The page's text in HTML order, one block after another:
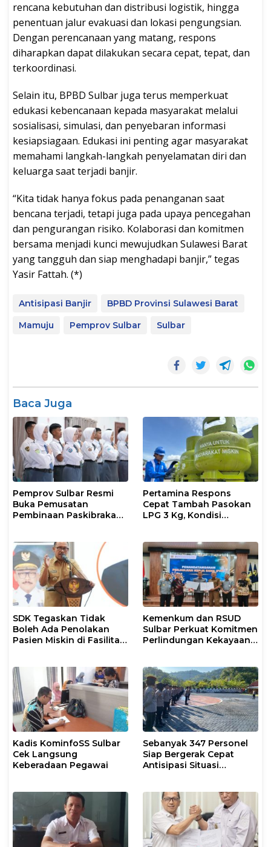
rencana kebutuhan dan distribusi logistik, hingga
penentuan jalur evakuasi dan lokasi pengungsian.
Dengan perencanaan yang matang, respons
diharapkan dapat dilakukan secara cepat, tepat, dan
terkoordinasi.
Selain itu, BPBD Sulbar juga terus memperkuat
edukasi kebencanaan kepada masyarakat melalui
sosialisasi, simulasi, dan penyebaran informasi
kesiapsiagaan. Edukasi ini penting agar masyarakat
memahami langkah-langkah penyelamatan diri dan
keluarga saat terjadi banjir.
“Kita tidak hanya fokus pada penanganan saat
bencana terjadi, tetapi juga pada upaya pencegahan
dan pengurangan risiko. Kolaborasi dan komitmen
bersama menjadi kunci mewujudkan Sulawesi Barat
yang tangguh dan siap menghadapi banjir,” tegas
Yasir Fattah. (*)
Antisipasi Banjir
BPBD Provinsi Sulawesi Barat
Mamuju
Pemprov Sulbar Sulbar
Baca Juga
Pemprov Sulbar Resmi
Buka Pemusatan
Pembinaan Paskibraka
Pertamina Respons
Cepat Tambah Pasokan
LPG 3 Kg, Kondisi
SDK Tegaskan Tidak
Boleh Ada Penolakan
Pasien Miskin di Fasilitas
Kemenkum dan RSUD
Sulbar Perkuat Komitmen
Perlindungan Kekayaan
Kadis KominfoSS Sulbar
Cek Langsung
Keberadaan Pegawai
Sebanyak 347 Personel
Siap Bergerak Cepat
Antisipasi Situasi